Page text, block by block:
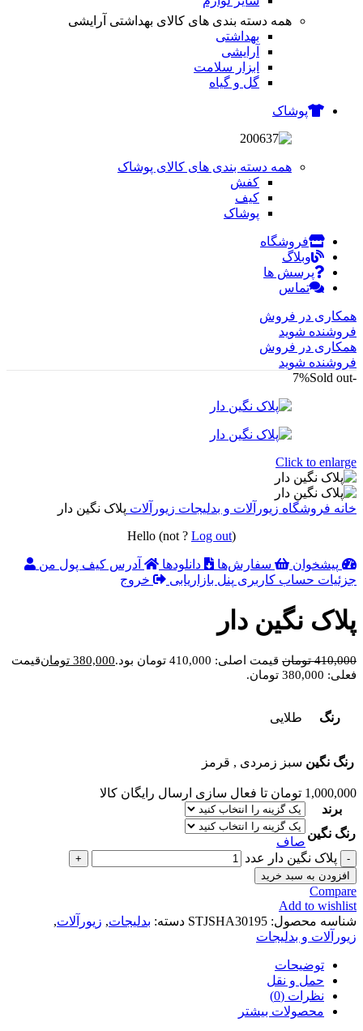
همه دسته بندی های کالای بهداشتی آرایشی
بهداشتی
آرایشی
ابزار سلامت
گل و گیاه
پوشاک
همه دسته بندی های کالای پوشاک
کفش
کیف
پوشاک
فروشگاه
وبلاگ
پرسش ها
تماس
همکاری در فروش
فروشنده شوید
همکاری در فروش
فروشنده شوید
-7%
Sold out
Click to enlarge
خانه فروشگاه زیورآلات و بدلیجات زیورآلات پلاک نگین دار
Hello (not ? Log out)
پیشخوان سفارش‌ها دانلودها آدرس کیف پول من
جزئیات حساب کاربری پنل بازاریابی خروج
پلاک نگین دار
410,000 تومان قیمت اصلی: 410,000 تومان بود. 380,000 تومانقیمت
فعلی: 380,000 تومان.
رنگ طلایی
رنگ نگین سبز زمردی , قرمز
1,000,000 تومان تا فعال سازی ارسال رایگان کالا
برند
رنگ نگین
صاف
پلاک نگین دار عدد
افزودن به سبد خرید
Compare
Add to wishlist
شناسه محصول: STJSHA30195 دسته: بدلیجات, زیورآلات,
زیورآلات و بدلیجات
توضیحات
حمل و نقل
نظرات (0)
محصولات بیشتر